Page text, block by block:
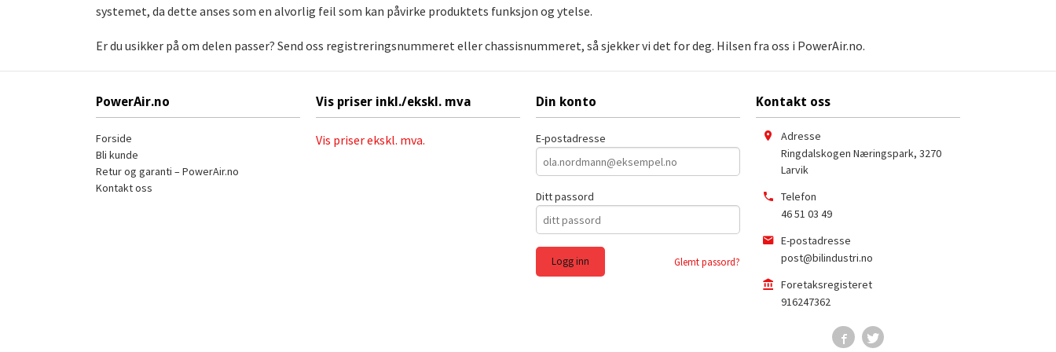
systemet, da dette anses som en alvorlig feil som kan påvirke produktets funksjon og ytelse.
Er du usikker på om delen passer? Send oss registreringsnummeret eller chassisnummeret, så sjekker vi det for deg. Hilsen fra oss i PowerAir.no.
PowerAir.no
Forside
Bli kunde
Retur og garanti – PowerAir.no
Kontakt oss
Vis priser inkl./ekskl. mva
Vis priser ekskl. mva.
Din konto
E-postadresse
Ditt passord
Glemt passord?
Kontakt oss
Adresse
Ringdalskogen Næringspark, 3270
Larvik
Telefon
46 51 03 49
E-postadresse
post@bilindustri.no
Foretaksregisteret
916247362